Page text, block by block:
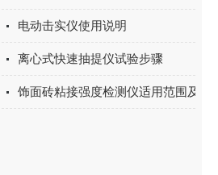
电动击实仪使用说明
离心式快速抽提仪试验步骤
饰面砖粘接强度检测仪适用范围及标准